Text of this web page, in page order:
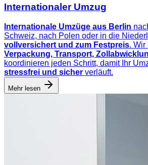
Internationaler Umzug
Internationale Umzüge aus Berlin
Schweiz, nach Polen oder in die
vollversichert und zum Festpreis. Wir
Verpackung, Transport,
koordinieren jeden Schritt, damit Ihr
stressfrei und sicher verläuft.
Mehr lesen